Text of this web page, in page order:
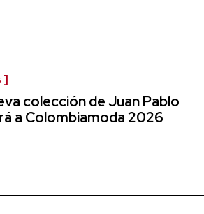
colección de Juan Pablo
a Colombiamoda 2026